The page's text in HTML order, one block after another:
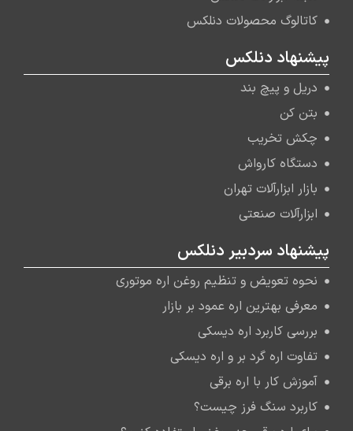
کاتالوگ محصولات دنلکس
پیشنهاد دنلکس
دریل و پیچ بند
بتن کن
چکش تخریب
دستگاه کارواش
بازار ابزارآلات تهران
ابزارآلات صنعتی
پیشنهاد سردبیر دنلکس
نحوه تعویض و تنظیم روغن اره موتوری
معرفی بهترین اره عمود بر بازار
بررسی کاربرد اره دیسکی
تفاوت اره گرد بر و اره دیسکی
آموزش کار با اره برقی
کاربرد سنگ فرز چیست؟